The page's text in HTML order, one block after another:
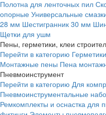
Полотна для ленточных пил
опорные Универсальные
28 мм Шестигранник 30 мм
Щетки для ушм
Пены, герметики, клеи
Перейти в категорию Герметики
Монтажные пены Пена
Пневмоинструмент
Перейти в категорию Для
Пневмоинструментальные
Ремкомплекты и оснастка для